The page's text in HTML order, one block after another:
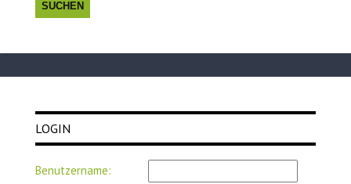
LOGIN
Benutzername: